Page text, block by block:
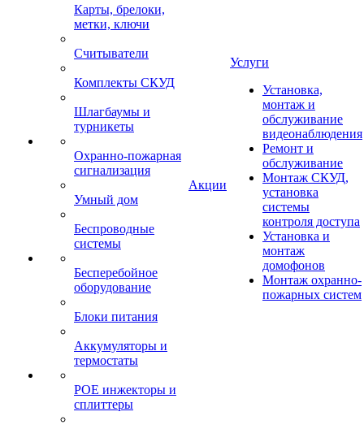
Карты, брелоки,
метки, ключи
Считыватели
Комплекты СКУД
Шлагбаумы и
турникеты
Охранно-пожарная
сигнализация
Умный дом
Беспроводные
системы
Бесперебойное
оборудование
Блоки питания
Аккумуляторы и
термостаты
POE инжекторы и
сплиттеры
Акции
Услуги
Установка,
монтаж и
обслуживание
видеонаблюдения
Ремонт и
обслуживание
Монтаж СКУД,
установка
системы
контроля доступа
Установка и
монтаж
домофонов
Монтаж охранно-
пожарных систем